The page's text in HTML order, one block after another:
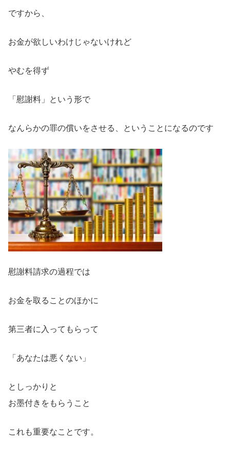
ですから、
お金が欲しいわけじゃないけれど
やむを得ず
「慰謝料」という形で
なんらかの罪の償いをさせる、ということになるのです
慰謝料請求の過程では
お金を取ることのほかに
第三者に入ってもらって
「あなたは悪くない」
としっかりと
お墨付きをもらうこと
これも重要なことです。